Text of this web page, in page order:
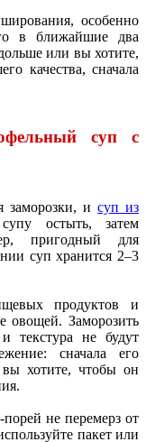
особенно
в ближайшие два
или вы хотите,
качества, сначала
суп с
заморозки, исуп из
остыть, затем
пригодный для
суп хранится 2–3
продуктов и
овощей. Заморозить
текстура не будут
сначала его
хотите, чтобы он
не перемерз от
пакет или